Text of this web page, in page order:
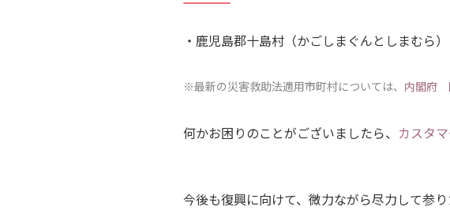
鹿児島郡十島村（かごしまぐんとしまむら）
※最新の災害救助法適用市町村については、 内閣府
何かお困りのことがございましたら、 カスタ
今後も復興に向けて、微力ながら尽力して参り